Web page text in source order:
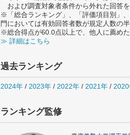
および調査対象者条件から外れた回答を
※「総合ランキング」、「評価項目別」
門においては有効回答者数が規定人数の
※総合得点が60.0点以上で、他人に薦め
≫ 詳細はこちら
過去ランキング
2024年 / 2023年 / 2022年 / 2021年 /
ランキング監修